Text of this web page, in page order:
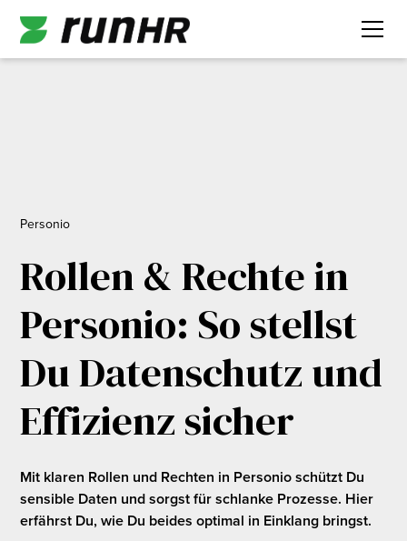
Personio
Rollen & Rechte in
Personio: So stellst
Du Datenschutz und
Effizienz sicher
Mit klaren Rollen und Rechten in Personio schützt Du
sensible Daten und sorgst für schlanke Prozesse. Hier
erfährst Du, wie Du beides optimal in Einklang bringst.